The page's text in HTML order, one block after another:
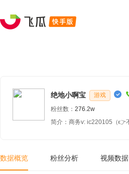
绝地小啊宝
游戏
粉丝数： 276.2w
数据概览 粉丝分析 视频数据